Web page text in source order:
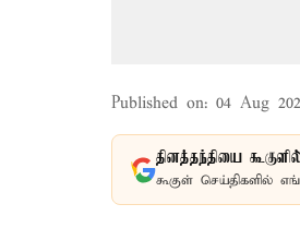
Published on: 04 Aug
தினத்தந்தியை
கூகுள் செய்திகளில்